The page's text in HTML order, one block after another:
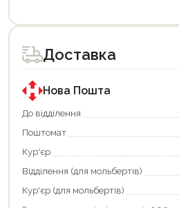
товар
для
покупки
державною
програмою
єКнига.
Використовуйте
карту
щоб
зекономити
та
отримати
Доставка
Нова Пошта
До відділення
Поштомат
Кур'єр
Відділення (для мольбертів)
Кур'єр (для мольбертів)